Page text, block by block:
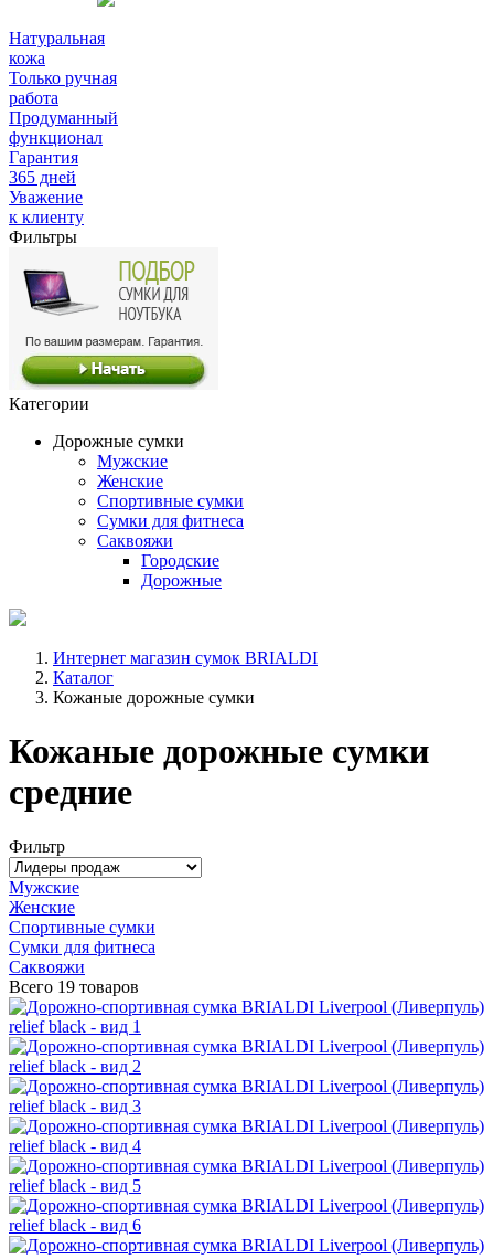
Натуральная
кожа
Только ручная
работа
Продуманный
функционал
Гарантия
365 дней
Уважение
к клиенту
Фильтры
Категории
Дорожные сумки
Мужские
Женские
Спортивные сумки
Сумки для фитнеса
Саквояжи
Городские
Дорожные
Интернет магазин сумок BRIALDI
Каталог
Кожаные дорожные сумки
Кожаные дорожные сумки
средние
Фильтр
Мужские
Женские
Спортивные сумки
Сумки для фитнеса
Саквояжи
Всего 19 товаров